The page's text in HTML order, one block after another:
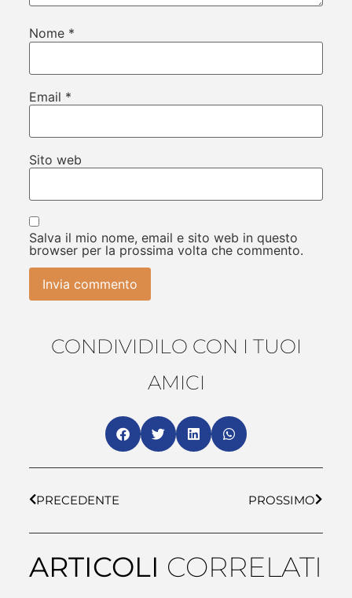
Nome *
Email *
Sito web
Salva il mio nome, email e sito web in questo
browser per la prossima volta che commento.
CONDIVIDILO CON I TUOI
AMICI
PRECEDENTE PROSSIMO
ARTICOLI CORRELATI